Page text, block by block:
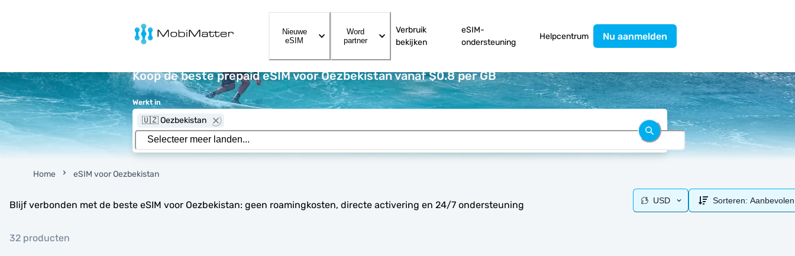
MobiMatter
Nieuwe
eSIM
Word
partner
Verbruik
bekijken
eSIM-
ondersteuning
Helpcentrum Nu aanmelden
Koop de beste prepaid eSIM voor Oezbekistan vanaf $0.8 per GB
Werkt in
🇺🇿 Oezbekistan
Home eSIM voor Oezbekistan
Blijf verbonden met de beste eSIM voor Oezbekistan: geen roamingkosten, directe activering en 24/7 ondersteuning
32 producten
USD Sorteren: Aanbevolen